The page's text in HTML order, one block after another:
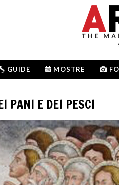
GUIDE MOSTRE
PANI E DEI PESCI